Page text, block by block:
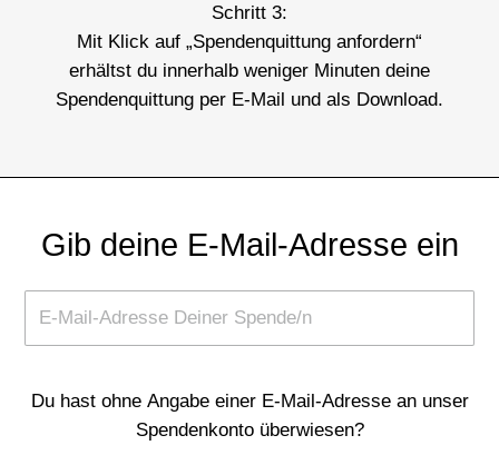
Schritt 3:
Mit Klick auf „Spendenquittung anfordern“
erhältst du innerhalb weniger Minuten deine
Spendenquittung per E-Mail und als Download.
Gib deine E-Mail-Adresse ein
Du hast ohne Angabe einer E-Mail-Adresse an unser
Spendenkonto überwiesen?